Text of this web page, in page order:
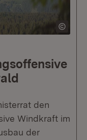
den
Windkraft im
der